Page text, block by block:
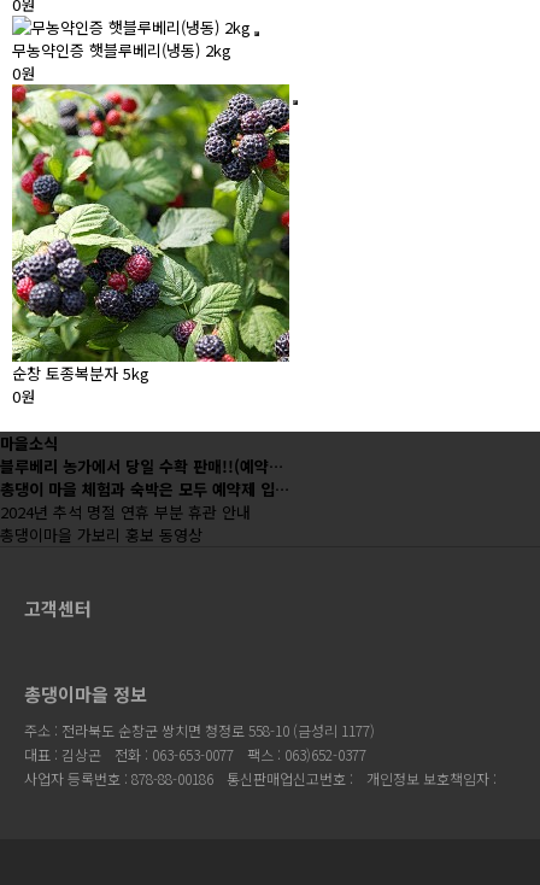
무농약인증 햇블루베리(냉동) 2kg
0원
순창 토종복분자 5kg
0원
마을소식
블루베리 농가에서 당일 수확 판매!!(예약…
총댕이 마을 체험과 숙박은 모두 예약제 입…
2024년 추석 명절 연휴 부분 휴관 안내
총댕이마을 가보리 홍보 동영상
고객센터
총댕이마을 정보
주소 : 전라북도 순창군 쌍치면 청정로 558-10 (금성리 1177)
대표 : 김상곤
전화 : 063-653-0077
팩스 : 063)652-0377
사업자 등록번호 : 878-88-00186
통신판매업신고번호 : 개인정보 보호책임자 :